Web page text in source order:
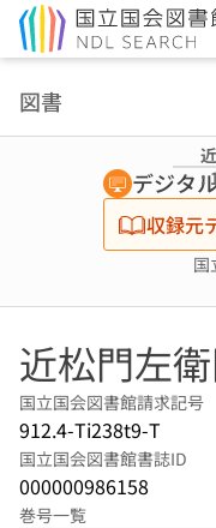
図書
:
デジタ
収録元
国
近松門左
国立国会図書館請求記号
912.4-Ti238t9-T
国立国会図書館書誌ID
000000986158
巻号一覧